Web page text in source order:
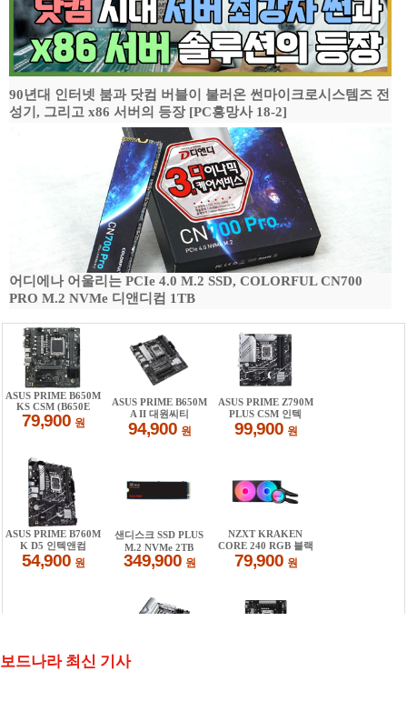
90년대 인터넷 붐과 닷컴 버블이 불러온 썬마이크로시스템즈 전
성기, 그리고 x86 서버의 등장 [PC흥망사 18-2]
어디에나 어울리는 PCIe 4.0 M.2 SSD, COLORFUL CN700
PRO M.2 NVMe 디앤디컴 1TB
보드나라 최신 기사